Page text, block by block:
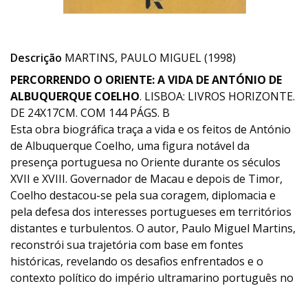
Descrição MARTINS, PAULO MIGUEL (1998)
PERCORRENDO O ORIENTE: A VIDA DE ANTÓNIO DE
ALBUQUERQUE COELHO. LISBOA: LIVROS HORIZONTE.
DE 24X17CM. COM 144 PÁGS. B
Esta obra biográfica traça a vida e os feitos de António
de Albuquerque Coelho, uma figura notável da
presença portuguesa no Oriente durante os séculos
XVII e XVIII. Governador de Macau e depois de Timor,
Coelho destacou-se pela sua coragem, diplomacia e
pela defesa dos interesses portugueses em territórios
distantes e turbulentos. O autor, Paulo Miguel Martins,
reconstrói sua trajetória com base em fontes
históricas, revelando os desafios enfrentados e o
contexto político do império ultramarino português no